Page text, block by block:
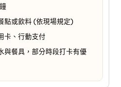
點或飲料 (依現場規定)
卡、行動支付
與餐具，部分時段打卡有優